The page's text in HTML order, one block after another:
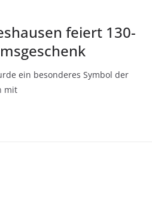
feiert 130-
ein besonderes Symbol der
mit